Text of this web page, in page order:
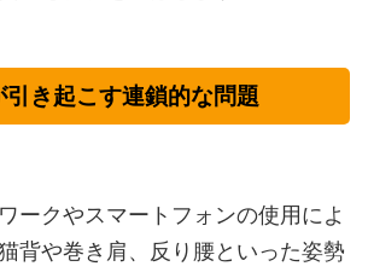
き起こす連鎖的な問題
ークやスマートフォンの使用によ
背や巻き肩、反り腰といった姿勢